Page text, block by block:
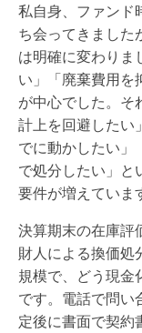
私自身、ファンド
ち会ってきました
は明確に変わりま
い」「廃棄費用を
が中心でした。そ
計上を回避したい
でに動かしたい」
で処分したい」と
要件が増えていま
決算期末の在庫評
財人による換価処
規模で、どう現金
です。電話で問い
定後に書面で契約